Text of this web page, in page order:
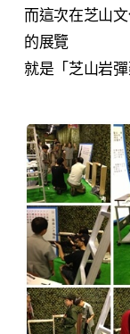
而這次在芝山
的展覽
就是「芝山岩彈